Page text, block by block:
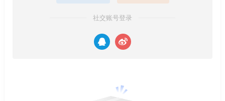
社交账号登录